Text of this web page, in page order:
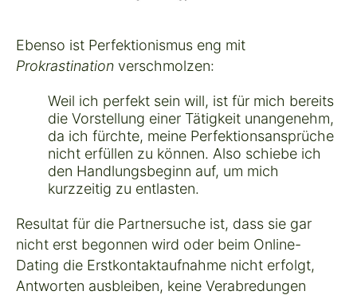
Ebenso ist Perfektionismus eng mit
Prokrastination verschmolzen:
Weil ich perfekt sein will, ist für mich bereits
die Vorstellung einer Tätigkeit unangenehm,
da ich fürchte, meine Perfektionsansprüche
nicht erfüllen zu können. Also schiebe ich
den Handlungsbeginn auf, um mich
kurzzeitig zu entlasten.
Resultat für die Partnersuche ist, dass sie gar
nicht erst begonnen wird oder beim Online-
Dating die Erstkontaktaufnahme nicht erfolgt,
Antworten ausbleiben, keine Verabredungen